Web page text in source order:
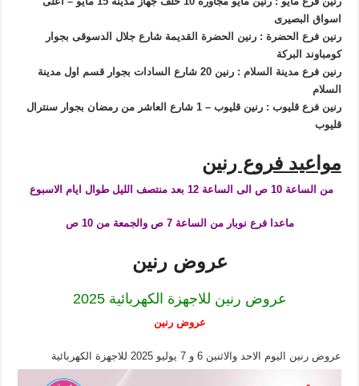
اسواق البصيرى
رنين فرع الحضرة : رنين الحضرة القديمة شارع جلال الدسوقى بجوار
كومباوند البركة
رنين فرع مدينة السلام : رنين 20 شارع السادات بجوار قسم اول مدينة
السلام
رنين فرع قليوب : رنين قليوب – 1 شارع العاشر من رمضان بجوار سنترال
قليوب
مواعيد فروع رنين
من الساعة 10 ص الى الساعة 12 بعد منتصف الليل طوال ايام الاسبوع
ماعدا فرع نوبار من الساعة 7 ص والجمعة من 10 ص
عروض رنين
عروض رنين للاجهزة الكهربائية 2025
عروض رنين
عروض رنين اليوم الاحد والاثنين 6 و 7 يوليو 2025 للاجهزة الكهربائية